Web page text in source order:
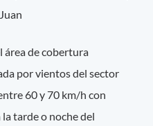
área de cobertura
por vientos del sector
60 y 70 km/h con
tarde o noche del